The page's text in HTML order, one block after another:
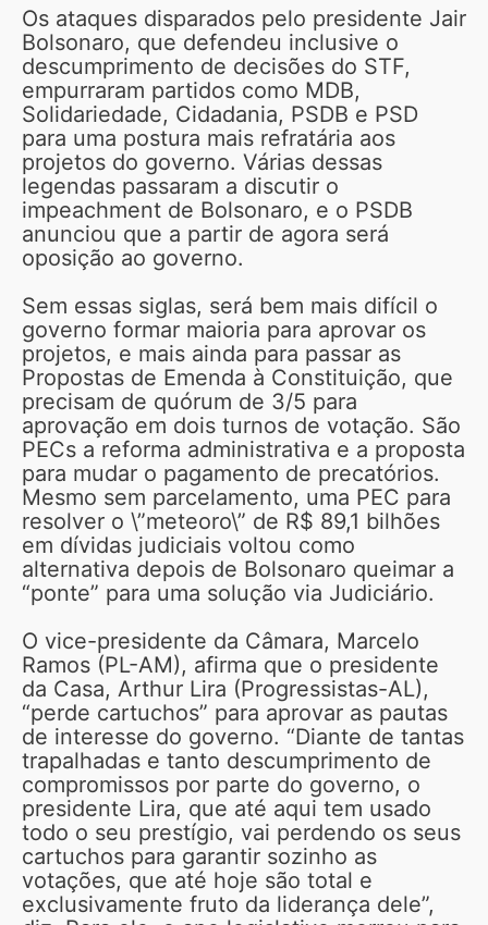
Os ataques disparados pelo presidente Jair
Bolsonaro, que defendeu inclusive o
descumprimento de decisões do STF,
empurraram partidos como MDB,
Solidariedade, Cidadania, PSDB e PSD
para uma postura mais refratária aos
projetos do governo. Várias dessas
legendas passaram a discutir o
impeachment de Bolsonaro, e o PSDB
anunciou que a partir de agora será
oposição ao governo.
Sem essas siglas, será bem mais difícil o
governo formar maioria para aprovar os
projetos, e mais ainda para passar as
Propostas de Emenda à Constituição, que
precisam de quórum de 3/5 para
aprovação em dois turnos de votação. São
PECs a reforma administrativa e a proposta
para mudar o pagamento de precatórios.
Mesmo sem parcelamento, uma PEC para
resolver o \”meteoro\” de R$ 89,1 bilhões
em dívidas judiciais voltou como
alternativa depois de Bolsonaro queimar a
“ponte” para uma solução via Judiciário.
O vice-presidente da Câmara, Marcelo
Ramos (PL-AM), afirma que o presidente
da Casa, Arthur Lira (Progressistas-AL),
“perde cartuchos” para aprovar as pautas
de interesse do governo. “Diante de tantas
trapalhadas e tanto descumprimento de
compromissos por parte do governo, o
presidente Lira, que até aqui tem usado
todo o seu prestígio, vai perdendo os seus
cartuchos para garantir sozinho as
votações, que até hoje são total e
exclusivamente fruto da liderança dele”,